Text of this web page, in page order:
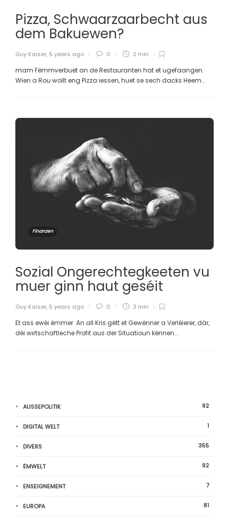
Pizza, Schwaarzaarbecht aus
dem Bakuewen?
Guy Kaiser, 5 years ago 0 2 min
mam Fëmmverbuet an de Restauranten hat et ugefaangen.
Wien a Rou wollt eng Pizza iessen, huet se sech dacks Heem...
Finanzen
Sozial Ongerechtegkeeten vu
muer ginn haut geséit
Guy Kaiser, 5 years ago 0 3 min
Et ass ewéi ëmmer. An all Kris gëtt et Gewënner a Verléierer, där,
déi wirtschaftleche Profit aus der Situatioun kënnen...
AUSSEPOLITIK 92
DIGITAL WELT 1
DIVERS 355
ËMWELT 92
ENSEIGNEMENT 7
EUROPA 81